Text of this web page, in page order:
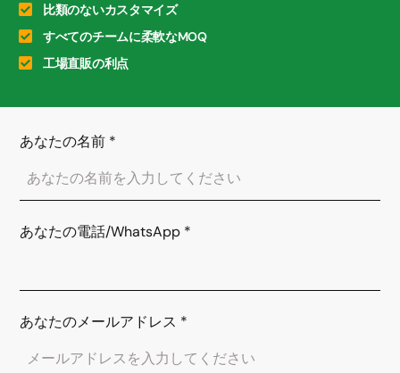
比類のないカスタマイズ
すべてのチームに柔軟なMOQ
工場直販の利点
あなたの名前 *
あなたの電話/WhatsApp *
あなたのメールアドレス *